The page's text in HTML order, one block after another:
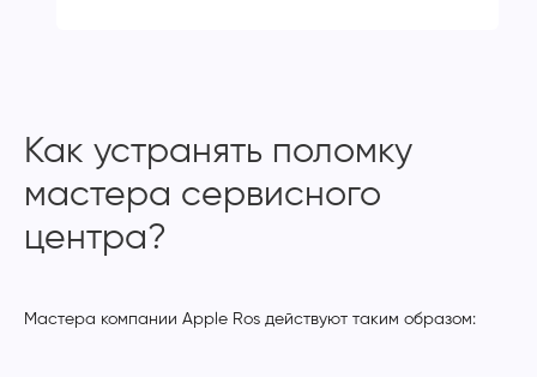
Как устранять поломку
мастера сервисного
центра?
Мастера компании Apple Ros действуют таким образом: